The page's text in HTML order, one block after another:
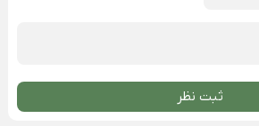
ثبت نظر